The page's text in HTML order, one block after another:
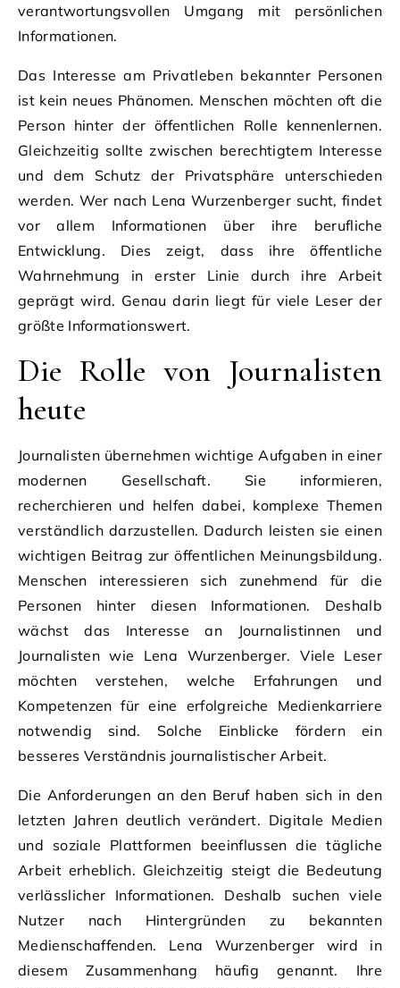
verantwortungsvollen Umgang mit persönlichen
Informationen.
Das Interesse am Privatleben bekannter Personen
ist kein neues Phänomen. Menschen möchten oft die
Person hinter der öffentlichen Rolle kennenlernen.
Gleichzeitig sollte zwischen berechtigtem Interesse
und dem Schutz der Privatsphäre unterschieden
werden. Wer nach Lena Wurzenberger sucht, findet
vor allem Informationen über ihre berufliche
Entwicklung. Dies zeigt, dass ihre öffentliche
Wahrnehmung in erster Linie durch ihre Arbeit
geprägt wird. Genau darin liegt für viele Leser der
größte Informationswert.
Die Rolle von Journalisten
heute
Journalisten übernehmen wichtige Aufgaben in einer
modernen Gesellschaft. Sie informieren,
recherchieren und helfen dabei, komplexe Themen
verständlich darzustellen. Dadurch leisten sie einen
wichtigen Beitrag zur öffentlichen Meinungsbildung.
Menschen interessieren sich zunehmend für die
Personen hinter diesen Informationen. Deshalb
wächst das Interesse an Journalistinnen und
Journalisten wie Lena Wurzenberger. Viele Leser
möchten verstehen, welche Erfahrungen und
Kompetenzen für eine erfolgreiche Medienkarriere
notwendig sind. Solche Einblicke fördern ein
besseres Verständnis journalistischer Arbeit.
Die Anforderungen an den Beruf haben sich in den
letzten Jahren deutlich verändert. Digitale Medien
und soziale Plattformen beeinflussen die tägliche
Arbeit erheblich. Gleichzeitig steigt die Bedeutung
verlässlicher Informationen. Deshalb suchen viele
Nutzer nach Hintergründen zu bekannten
Medienschaffenden. Lena Wurzenberger wird in
diesem Zusammenhang häufig genannt. Ihre